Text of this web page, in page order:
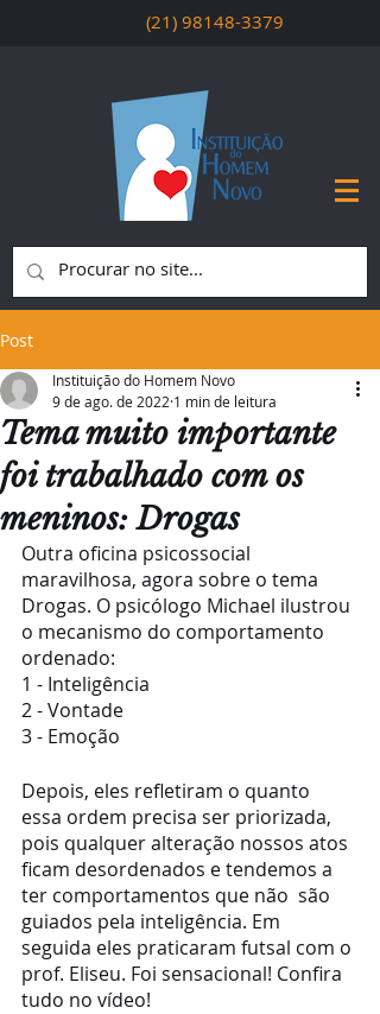
(21) 98148-3379
Post
Tema muito importante
foi trabalhado com os
meninos: Drogas
Instituição do Homem Novo
9 de ago. de 2022 1 min de leitura
Outra oficina psicossocial
maravilhosa, agora sobre o tema
Drogas. O psicólogo Michael ilustrou
o mecanismo do comportamento
ordenado:
1 - Inteligência
2 - Vontade
3 - Emoção
Depois, eles refletiram o quanto
essa ordem precisa ser priorizada,
pois qualquer alteração nossos atos
ficam desordenados e tendemos a
ter comportamentos que não  são
guiados pela inteligência. Em
seguida eles praticaram futsal com o
prof. Eliseu. Foi sensacional! Confira
tudo no vídeo!